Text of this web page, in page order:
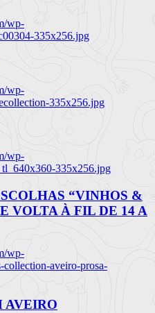
wp-
335x256.jpg
wp-
335x256.jpg
wp-
335x256.jpg
“VINHOS &
VOLTA À FIL DE 14 A
wp-
collection-aveiro-prosa-
AVEIRO